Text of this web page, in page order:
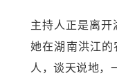
主持人正是离
她在湖南洪江
人，谈天说地，